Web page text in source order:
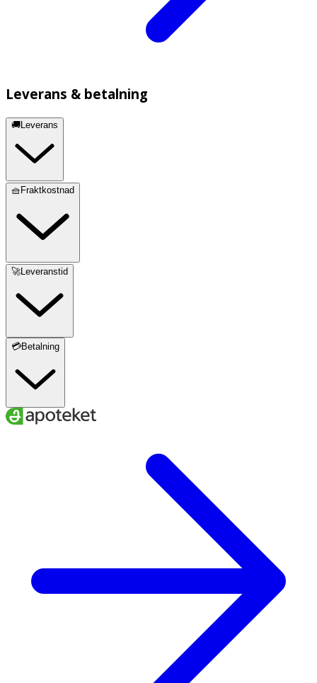
Leverans & betalning
🚚Leverans
🧺Fraktkostnad
🚀Leveranstid
💳Betalning